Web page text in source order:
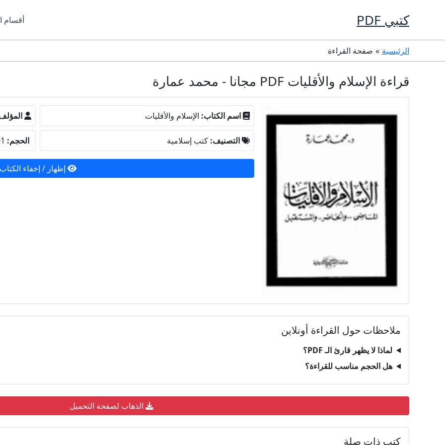
كتبي PDF أقسام
الرئيسية صفحة القراءة
قراءة الإسلام والأقليات PDF مجانا - محمد عمارة
اسم الكتاب: الإسلام والأقليات
التصنيف: كتب إسلامية الحجم:
إظهار / إخفاء
ملاحظات حول القراءة أونلاين
لماذا لا يظهر قارئ الـ PDF؟
هل الحجم مناسب للقراءة؟
الذهاب لصفحة التحميل
كتب ذات صلة